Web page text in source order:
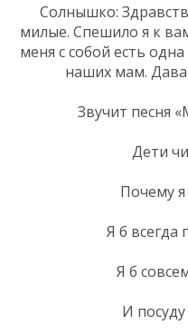
Солнышко:
милые. Спешило я к
меня с собой есть
наших мам.
Звучит песня
Дети
Почему
Я б всегда
Я б
И